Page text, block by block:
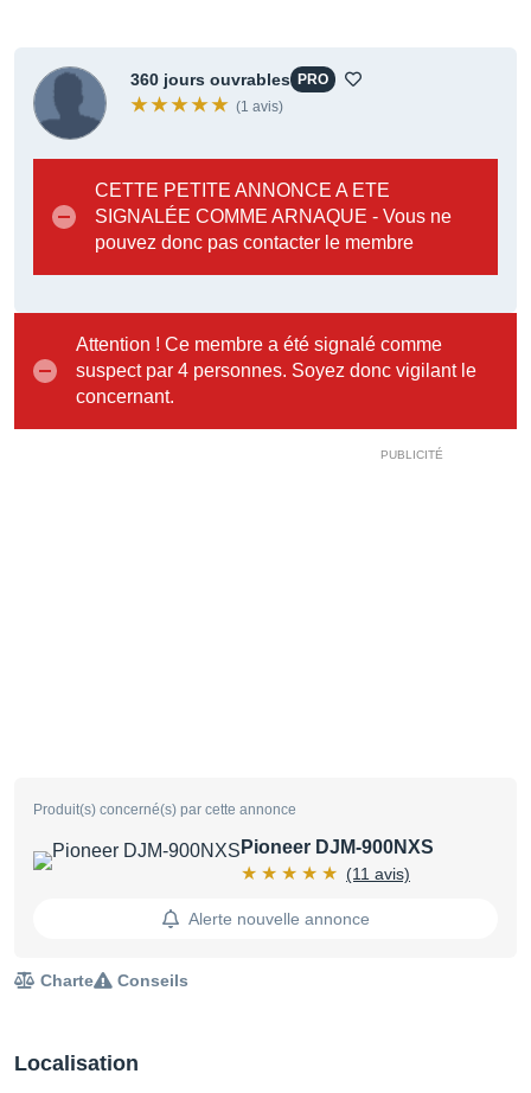
Localisation
360 jours ouvrables PRO
(1 avis)
CETTE PETITE ANNONCE A ETE
SIGNALÉE COMME ARNAQUE - Vous ne
pouvez donc pas contacter le membre
Attention ! Ce membre a été signalé comme
suspect par 4 personnes. Soyez donc vigilant le
concernant.
Produit(s) concerné(s) par cette annonce
Pioneer DJM-900NXS
(11 avis)
Alerte nouvelle annonce
Charte Conseils